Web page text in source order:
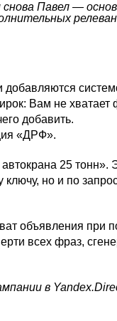
Павел —
Вам не
добавить.
«ДРФ».
25
но и по
объявления
всех фраз,
в